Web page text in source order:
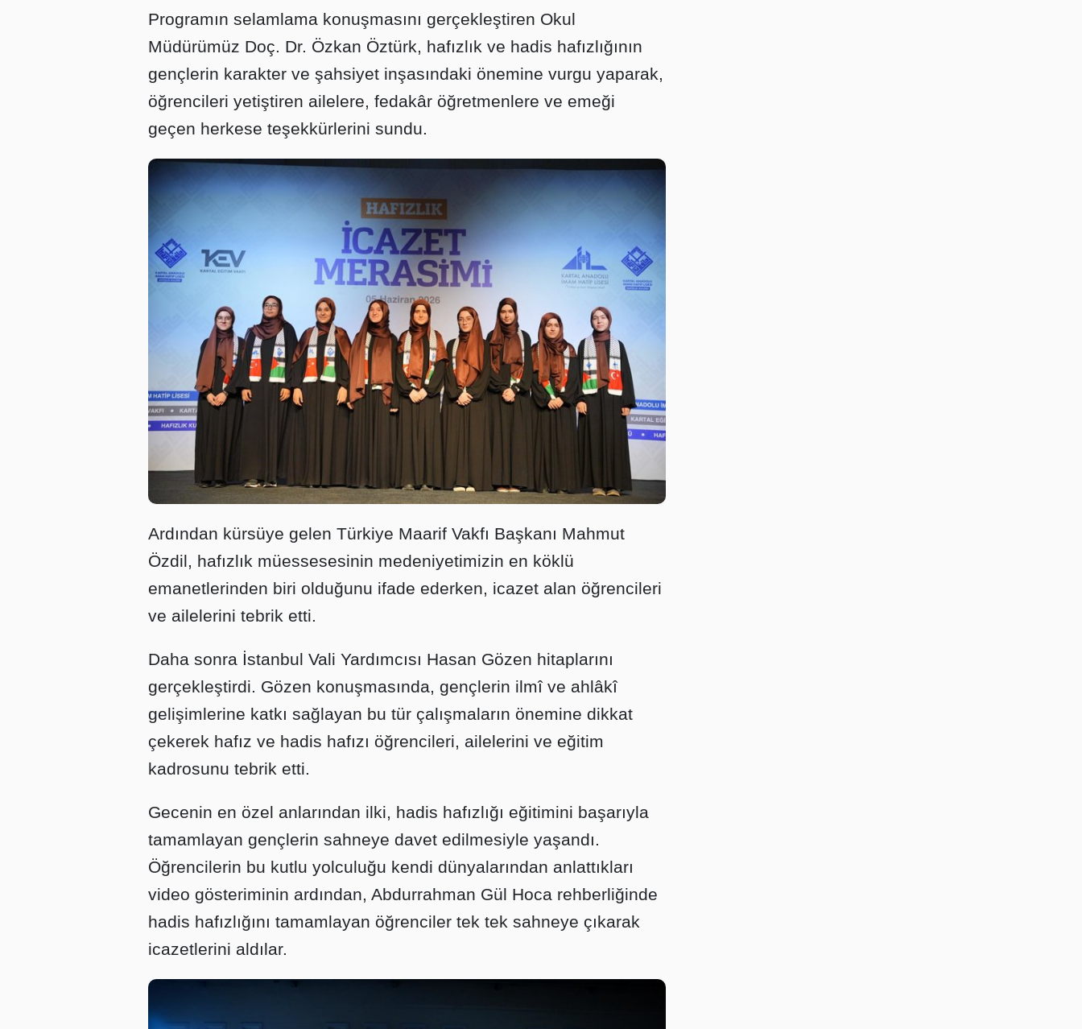
Programın selamlama konuşmasını gerçekleştiren Okul
Müdürümüz Doç. Dr. Özkan Öztürk, hafızlık ve hadis hafızlığının
gençlerin karakter ve şahsiyet inşasındaki önemine vurgu yaparak,
öğrencileri yetiştiren ailelere, fedakâr öğretmenlere ve emeği
geçen herkese teşekkürlerini sundu.
Ardından kürsüye gelen Türkiye Maarif Vakfı Başkanı Mahmut
Özdil, hafızlık müessesesinin medeniyetimizin en köklü
emanetlerinden biri olduğunu ifade ederken, icazet alan öğrencileri
ve ailelerini tebrik etti.
Daha sonra İstanbul Vali Yardımcısı Hasan Gözen hitaplarını
gerçekleştirdi. Gözen konuşmasında, gençlerin ilmî ve ahlâkî
gelişimlerine katkı sağlayan bu tür çalışmaların önemine dikkat
çekerek hafız ve hadis hafızı öğrencileri, ailelerini ve eğitim
kadrosunu tebrik etti.
Gecenin en özel anlarından ilki, hadis hafızlığı eğitimini başarıyla
tamamlayan gençlerin sahneye davet edilmesiyle yaşandı.
Öğrencilerin bu kutlu yolculuğu kendi dünyalarından anlattıkları
video gösteriminin ardından, Abdurrahman Gül Hoca rehberliğinde
hadis hafızlığını tamamlayan öğrenciler tek tek sahneye çıkarak
icazetlerini aldılar.